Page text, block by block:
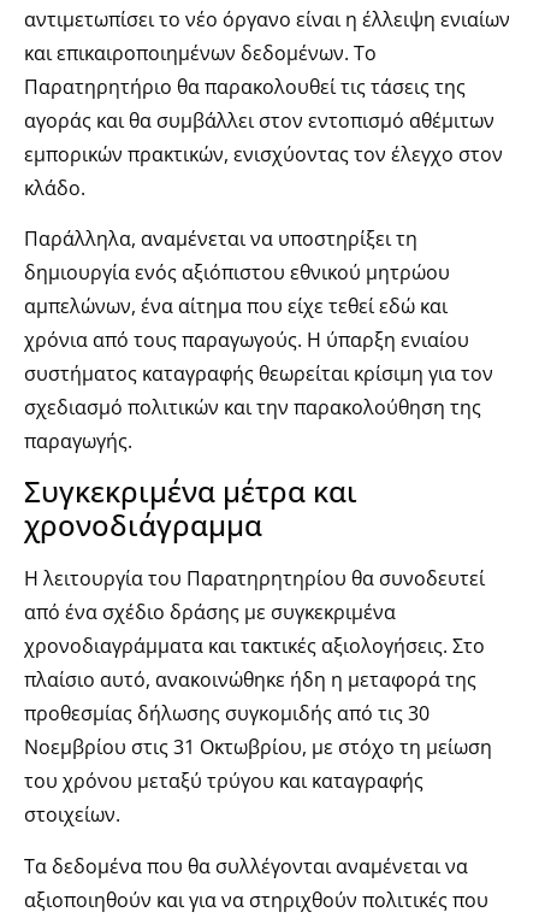
αντιμετωπίσει το νέο όργανο είναι η έλλειψη ενιαίων
και επικαιροποιημένων δεδομένων. Το
Παρατηρητήριο θα παρακολουθεί τις τάσεις της
αγοράς και θα συμβάλλει στον εντοπισμό αθέμιτων
εμπορικών πρακτικών, ενισχύοντας τον έλεγχο στον
κλάδο.
Παράλληλα, αναμένεται να υποστηρίξει τη
δημιουργία ενός αξιόπιστου εθνικού μητρώου
αμπελώνων, ένα αίτημα που είχε τεθεί εδώ και
χρόνια από τους παραγωγούς. Η ύπαρξη ενιαίου
συστήματος καταγραφής θεωρείται κρίσιμη για τον
σχεδιασμό πολιτικών και την παρακολούθηση της
παραγωγής.
Συγκεκριμένα μέτρα και
χρονοδιάγραμμα
Η λειτουργία του Παρατηρητηρίου θα συνοδευτεί
από ένα σχέδιο δράσης με συγκεκριμένα
χρονοδιαγράμματα και τακτικές αξιολογήσεις. Στο
πλαίσιο αυτό, ανακοινώθηκε ήδη η μεταφορά της
προθεσμίας δήλωσης συγκομιδής από τις 30
Νοεμβρίου στις 31 Οκτωβρίου, με στόχο τη μείωση
του χρόνου μεταξύ τρύγου και καταγραφής
στοιχείων.
Τα δεδομένα που θα συλλέγονται αναμένεται να
αξιοποιηθούν και για να στηριχθούν πολιτικές που